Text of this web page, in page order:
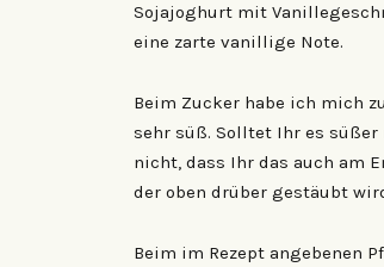
Sojajoghurt mit
eine zarte vanillige Note.
Beim Zucker habe ich mich
sehr süß. Solltet Ihr es
nicht, dass Ihr das auch am
der oben drüber gestäubt
Beim im Rezept angebenen